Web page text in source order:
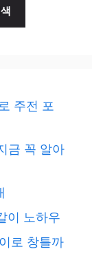
주전 포
금 꼭 알아
이 노하우
로 창틀까